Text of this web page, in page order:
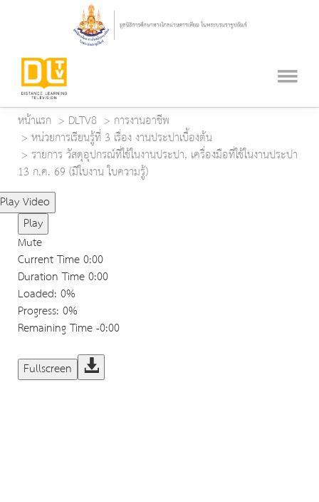
หน้าแรก DLTV8
การงานอาชีพ
หน่วยการเรียนรู้ที่ 3 เรื่อง งานประปาเบื้องต้น
รายการ วัสดุอุปกรณ์ที่ใช้ในงานประปา, เครื่องมือที่ใช้ในงานประปา
13 ก.ค. 69 (มีใบงาน ใบความรู้)
Play Video
Play
Mute
Current Time0:00
Duration Time0:00
Loaded: 0%
Progress: 0%
Remaining Time-0:00
Fullscreen